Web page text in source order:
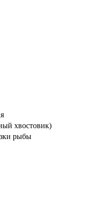
хвостовик)
рыбы